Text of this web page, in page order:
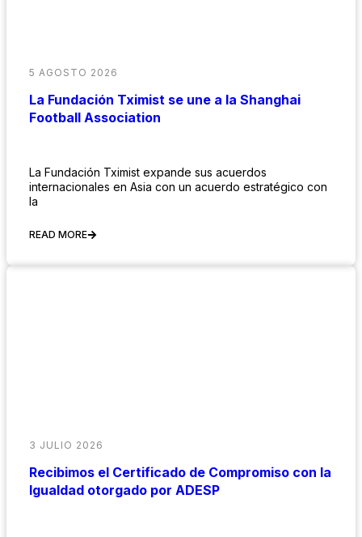
5 AGOSTO 2026
La Fundación Tximist se une a la Shanghai
Football Association
La Fundación Tximist expande sus acuerdos
internacionales en Asia con un acuerdo estratégico con
la
READ MORE
3 JULIO 2026
Recibimos el Certificado de Compromiso con la
Igualdad otorgado por ADESP